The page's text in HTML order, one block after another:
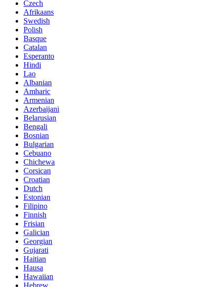
Czech
Afrikaans
Swedish
Polish
Basque
Catalan
Esperanto
Hindi
Lao
Albanian
Amharic
Armenian
Azerbaijani
Belarusian
Bengali
Bosnian
Bulgarian
Cebuano
Chichewa
Corsican
Croatian
Dutch
Estonian
Filipino
Finnish
Frisian
Galician
Georgian
Gujarati
Haitian
Hausa
Hawaiian